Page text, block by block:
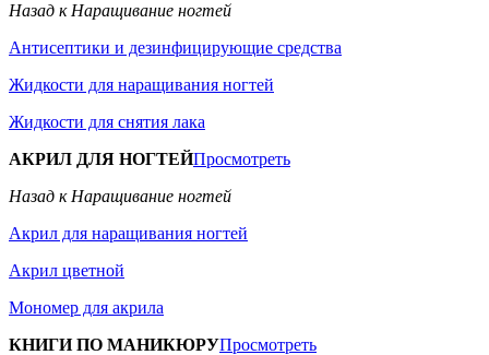
Назад к Наращивание ногтей
Антисептики и дезинфицирующие средства
Жидкости для наращивания ногтей
Жидкости для снятия лака
АКРИЛ ДЛЯ НОГТЕЙПросмотреть
Назад к Наращивание ногтей
Акрил для наращивания ногтей
Акрил цветной
Мономер для акрила
КНИГИ ПО МАНИКЮРУПросмотреть